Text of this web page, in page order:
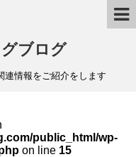
ブログ
連情報をご紹介をします
public_html/wp-
on line 15